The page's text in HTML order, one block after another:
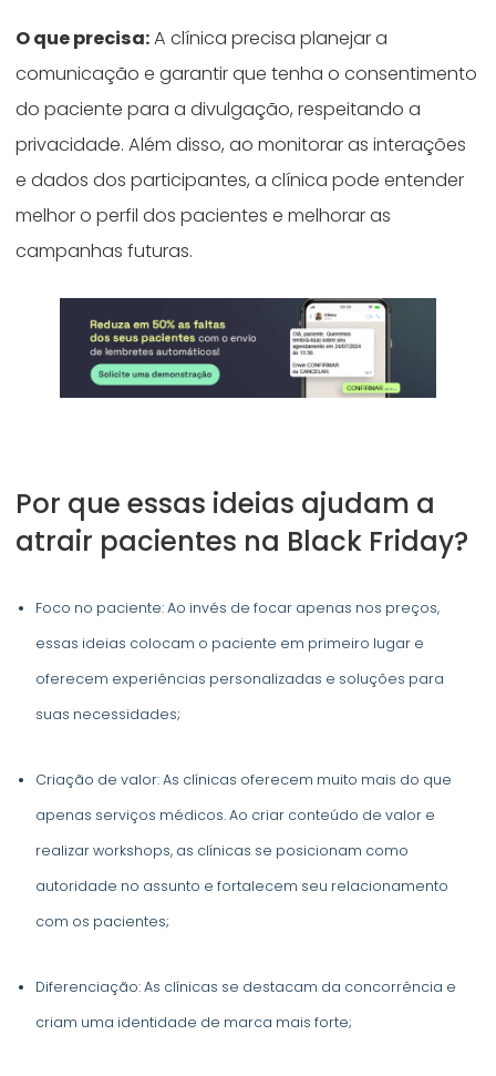
O que precisa:A clínica precisa planejar a
comunicação e garantir que tenha o consentimento
do paciente para a divulgação, respeitando a
privacidade. Além disso, ao monitorar as interações
e dados dos participantes, a clínica pode entender
melhor o perfil dos pacientes e melhorar as
campanhas futuras.
Por que essas ideias ajudam a
atrair pacientes na Black Friday?
Foco no paciente: Ao invés de focar apenas nos preços,
essas ideias colocam o paciente em primeiro lugar e
oferecem experiências personalizadas e soluções para
suas necessidades;
Criação de valor: As clínicas oferecem muito mais do que
apenas serviços médicos. Ao criar conteúdo de valor e
realizar workshops, as clínicas se posicionam como
autoridade no assunto e fortalecem seu relacionamento
com os pacientes;
Diferenciação: As clínicas se destacam da concorrência e
criam uma identidade de marca mais forte;